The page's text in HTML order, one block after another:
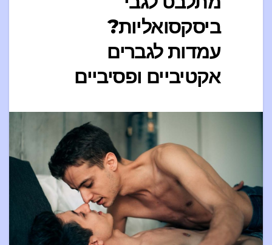
ביסקסואליות?
עמדות לגברים
אקטיביים ופסיביים